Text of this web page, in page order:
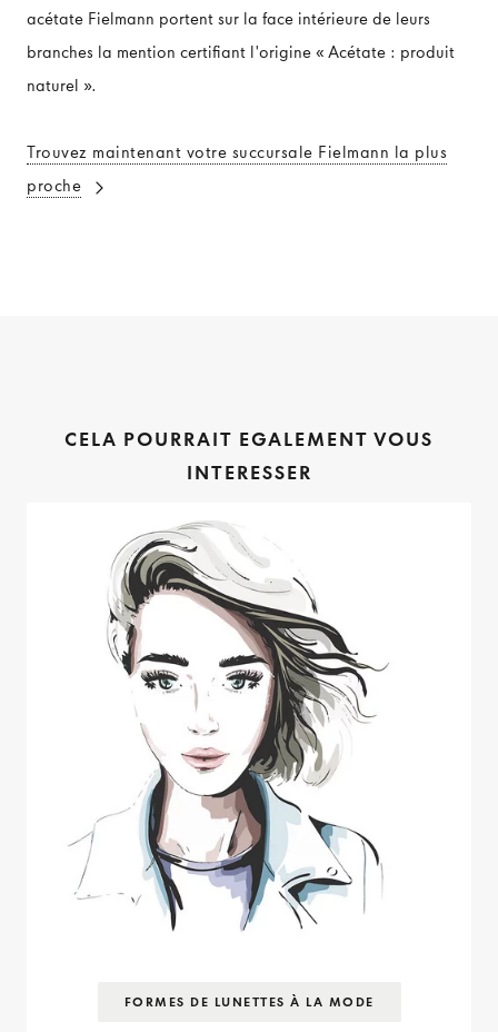
acétate Fielmann portent sur la face intérieure de leurs
branches la mention certifiant l'origine « Acétate : produit
naturel ».
Trouvez maintenant votre succursale Fielmann la plus
proche
CELA POURRAIT EGALEMENT VOUS
INTERESSER
FORMES DE LUNETTES À LA MODE